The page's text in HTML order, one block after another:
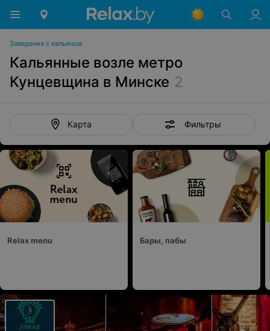
Заведения с кальяном
Кальянные возле метро
Кунцевщина в Минске 2
Карта Фильтры
Relax menu Бары, пабы